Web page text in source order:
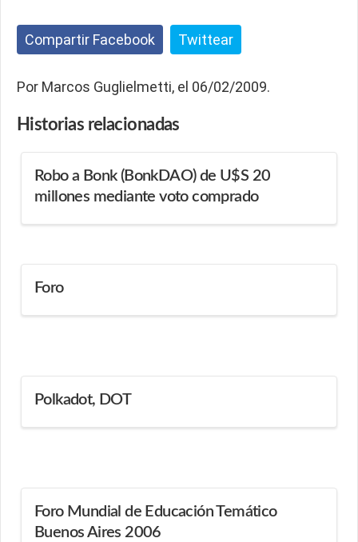
Compartir Facebook Twittear
Por Marcos Guglielmetti, el 06/02/2009.
Historias relacionadas
Robo a Bonk (BonkDAO) de U$S 20
millones mediante voto comprado
Foro
Polkadot, DOT
Foro Mundial de Educación Temático
Buenos Aires 2006